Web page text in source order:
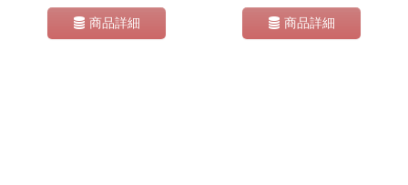
商品詳細 商品詳細